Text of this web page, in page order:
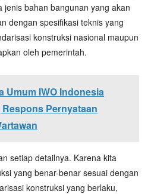
jenis bahan bangunan yang akan
dengan spesifikasi teknis yang
konstruksi nasional maupun
oleh pemerintah.
Umum IWO Indonesia
Pernyataan
setiap detailnya. Karena kita
yang benar-benar sesuai dengan
konstruksi yang berlaku,